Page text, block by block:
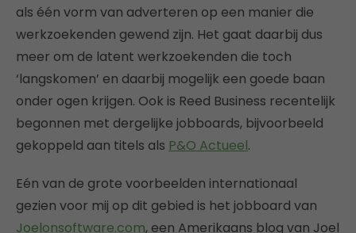
als één vorm van adverteren op een manier die
werkzoekenden gewend zijn. Het gaat daarbij dus
meer om de latent werkzoekenden die toch
‘langskomen’ en daarbij mogelijk een goede baan
onder ogen krijgen. Ook is Reed Business recentelijk
begonnen met dergelijke jobboards, bijvoorbeeld
gekoppeld aan titels als P&O Actueel.
Eén van de grote voorbeelden internationaal
gezien voor mij op dit gebied is het jobboard van
Joelonsoftware.com, een Amerikaans blog van Joel